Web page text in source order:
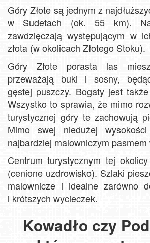
Góry Złote są jednym z
w Sudetach (ok. 55 km).
zawdzięczają występującym w
złota (w okolicach Złotego Stoku).
Góry Złote porasta las
przeważają buki i sosny,
gęstej puszczy. Bogaty jest
Wszystko to sprawia, że mimo
turystycznej góry te zachowują
Mimo swej niedużej
najbardziej malowniczym
Centrum turystycznym tej
(cenione uzdrowisko). Szlaki
malownicze i idealne zarówno
i krótszych wycieczek.
Kowadło czy